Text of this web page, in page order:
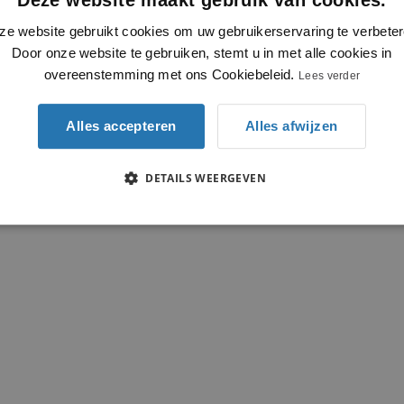
website gebruikt cookies om uw gebruikerservaring te
Door onze website te gebruiken, stemt u in met alle cookies in
overeenstemming met ons Cookiebeleid. Lees verder
Alles accepteren Alles afwijzen
DETAILS WEERGEVEN